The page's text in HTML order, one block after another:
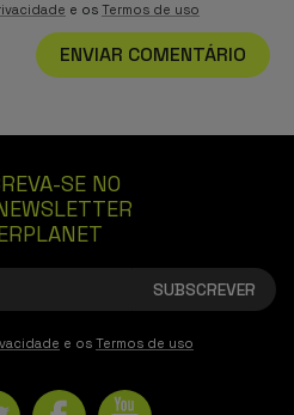
e os Termos de uso
ENVIAR COMENTÁRIO
SE NO
e os Termos de uso